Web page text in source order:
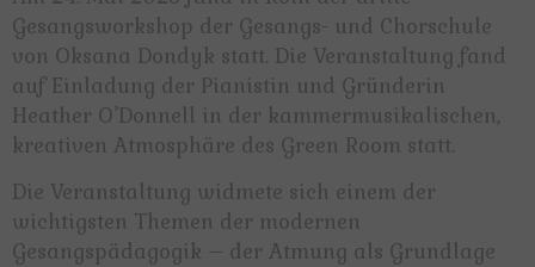
Gesangsworkshop der Gesangs- und Chorschule
von Oksana Dondyk statt. Die Veranstaltung fand
auf Einladung der Pianistin und Gründerin
Heather O’Donnell in der kammermusikalischen,
kreativen Atmosphäre des Green Room statt.
Die Veranstaltung widmete sich einem der
wichtigsten Themen der modernen
Gesangspädagogik – der Atmung als Grundlage